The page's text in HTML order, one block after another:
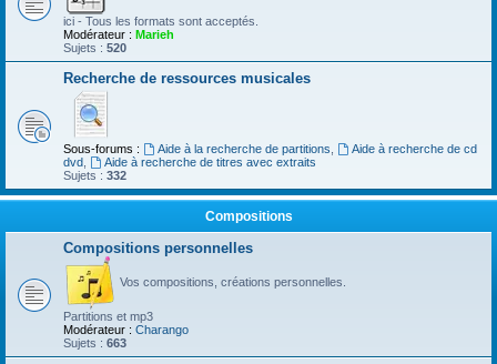
ici - Tous les formats sont acceptés.
Modérateur : Marieh
Sujets : 520
Recherche de ressources musicales
Sous-forums : Aide à la recherche de partitions
Aide à recherche de cd
dvd
Aide à recherche de titres avec extraits
Sujets : 332
Compositions
Compositions personnelles
Vos compositions, créations personnelles.
Partitions et mp3
Modérateur : Charango
Sujets : 663